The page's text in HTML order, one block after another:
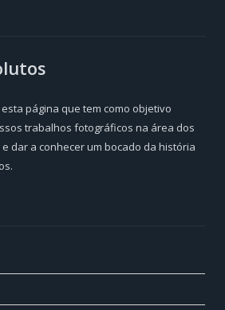
página que tem como objetivo
trabalhos fotográficos na área dos
dar a conhecer um bocado da história